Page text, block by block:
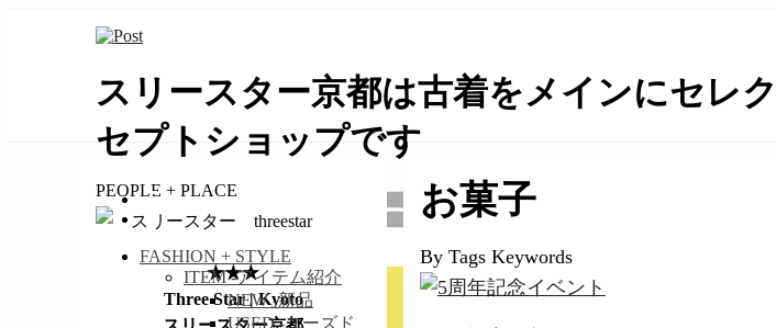
スリースター京都は古着をメインにセレ
セプトショップです
FASHION + STYLE
ITEM-アイテム紹介
NEW-新品
USED-ユーズド
PEOPLE + PLACE
★★★
Three Star | Kyoto
お菓子
By Tags Keywords